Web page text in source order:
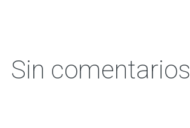
Sin comentarios